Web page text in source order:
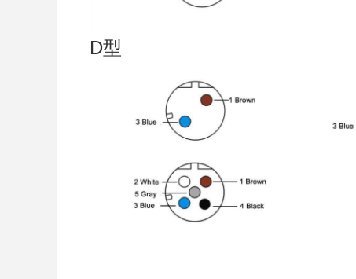
D型